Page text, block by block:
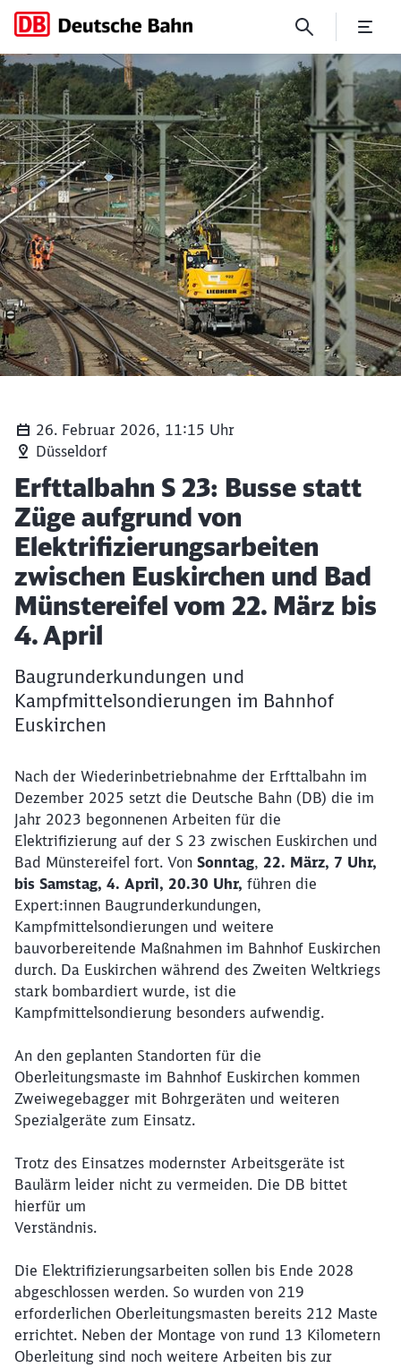
Erfttalbahn S 23: Busse
26. Februar 2026, 11:15 Uhr
Düsseldorf
Artikel:
Erfttalbahn S 23: Busse statt
Züge aufgrund von
Elektrifizierungsarbeiten
zwischen Euskirchen und Bad
Münstereifel vom 22. März bis
4. April
Baugrunderkundungen und
Kampfmittelsondierungen im Bahnhof
Euskirchen
Nach der Wiederinbetriebnahme der Erfttalbahn im
Dezember 2025 setzt die Deutsche Bahn (DB) die im
Jahr 2023 begonnenen Arbeiten für die
Elektrifizierung auf der S 23 zwischen Euskirchen und
Bad Münstereifel fort. Von Sonntag, 22. März, 7 Uhr,
bis Samstag, 4. April, 20.30 Uhr, führen die
Expert:innen Baugrunderkundungen,
Kampfmittelsondierungen und weitere
bauvorbereitende Maßnahmen im Bahnhof Euskirchen
durch. Da Euskirchen während des Zweiten Weltkriegs
stark bombardiert wurde, ist die
Kampfmittelsondierung besonders aufwendig.
An den geplanten Standorten für die
Oberleitungsmaste im Bahnhof Euskirchen kommen
Zweiwegebagger mit Bohrgeräten und weiteren
Spezialgeräte zum Einsatz.
Trotz des Einsatzes modernster Arbeitsgeräte ist
Baulärm leider nicht zu vermeiden. Die DB bittet
hierfür um
Verständnis.
Die Elektrifizierungsarbeiten sollen bis Ende 2028
abgeschlossen werden. So wurden von 219
erforderlichen Oberleitungsmasten bereits 212 Maste
errichtet. Neben der Montage von rund 13 Kilometern
Oberleitung sind noch weitere Arbeiten bis zur